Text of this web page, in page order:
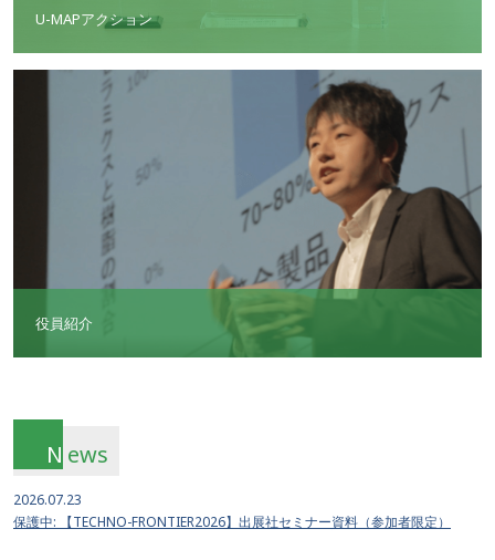
U-MAPアクション
役員紹介
N ews
2026.07.23
保護中: 【TECHNO-FRONTIER2026】出展社セミナー資料（参加者限定）